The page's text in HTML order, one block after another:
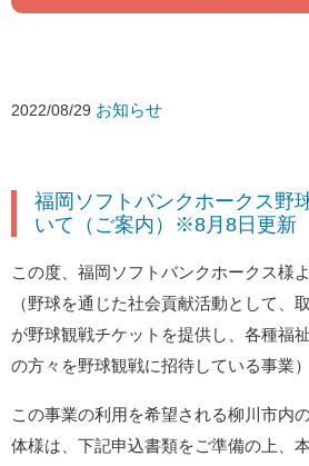
2022/08/29 お知らせ
福岡ソフトバンクホークス野
いて（ご案内）※8月8日更新
この度、福岡ソフトバンクホークス様
（野球を通じた社会貢献活動として、
が野球観戦チケットを提供し、各種福
の方々を野球観戦に招待している事業
この事業の利用を希望される柳川市内
体様は、下記申込書類をご準備の上、